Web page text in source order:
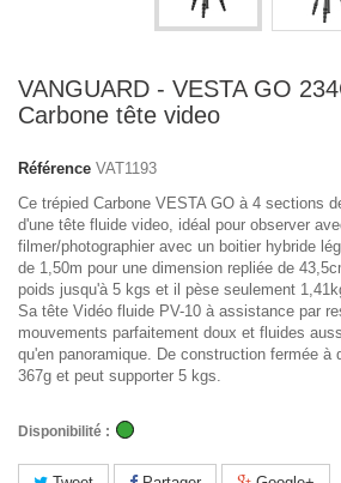
VANGUARD - VESTA GO
Carbone tête video
Référence VAT1193
Ce trépied Carbone VESTA GO à 4 sections
d'une tête fluide video, idéal pour observer
filmer/photographier avec un boitier hybride
de 1,50m pour une dimension repliée de
poids jusqu'à 5 kgs et il pèse seulement
Sa tête Vidéo fluide PV-10 à assistance par
mouvements parfaitement doux et fluides
qu'en panoramique. De construction fermée à
367g et peut supporter 5 kgs.
Disponibilité :